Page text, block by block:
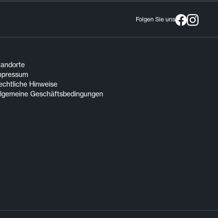
Folgen Sie uns
Hinweise
Geschäftsbedingungen